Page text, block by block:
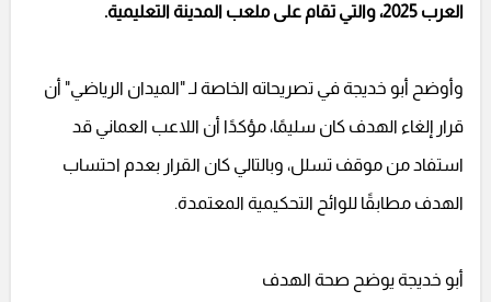
العرب 2025، والتي تقام على ملعب المدينة التعليمية.
وأوضح أبو خديجة في تصريحاته الخاصة لـ "الميدان الرياضي" أن
قرار إلغاء الهدف كان سليمًا، مؤكدًا أن اللاعب العماني قد
استفاد من موقف تسلل، وبالتالي كان القرار بعدم احتساب
الهدف مطابقًا للوائح التحكيمية المعتمدة.
أبو خديجة يوضح صحة الهدف